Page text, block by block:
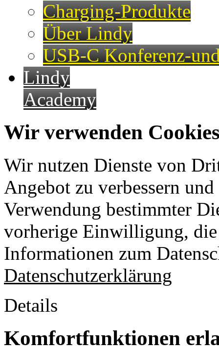
Charging-Produkte
Über Lindy
USB-C Konferenz-
Lindy
Academy
Wir verwenden
Wir nutzen Dienste von
Angebot zu verbessern
Verwendung bestimmter
vorherige Einwilligung,
Informationen zum
Datenschutzerklärung
Details
Komfortfunktionen